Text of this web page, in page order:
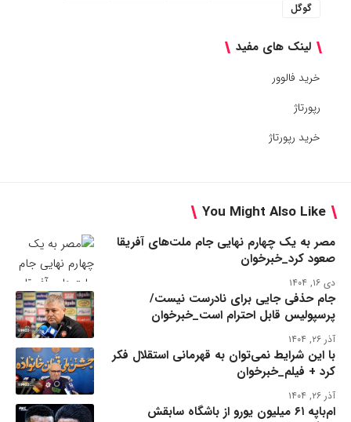
گوگل
لینک های مفید
خرید فالوور
رپورتاژ
خرید رپورتاژ
You Might Also Like
مصر به یک چهارم نهایی جام ملت‌های آفریقا
صعود کرد_خبرخوان
دی ۱۶, ۱۴۰۴
جام حذفی جایی برای نادرست نیست/
پرسپولیس قابل احترام است_خبرخوان
آذر ۲۶, ۱۴۰۴
با این شرایط نمی‌توان به قهرمانی استقلال فکر
کرد + فیلم_خبرخوان
آذر ۲۶, ۱۴۰۴
ام‌باپه ۶۱ میلیون یورو از باشگاه سابقش